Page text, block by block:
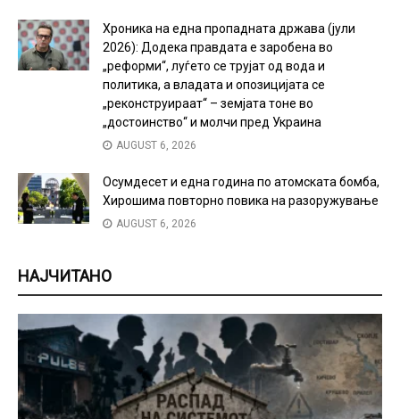
Хроника на една пропадната држава (јули
2026): Додека правдата е заробена во
„реформи“, луѓето се трујат од вода и
политика, а владата и опозицијата се
„реконструираат“ – земјата тоне во
„достоинство“ и молчи пред Украина
AUGUST 6, 2026
Осумдесет и една година по атомската бомба,
Хирошима повторно повика на разоружување
AUGUST 6, 2026
НАЈЧИТАНО